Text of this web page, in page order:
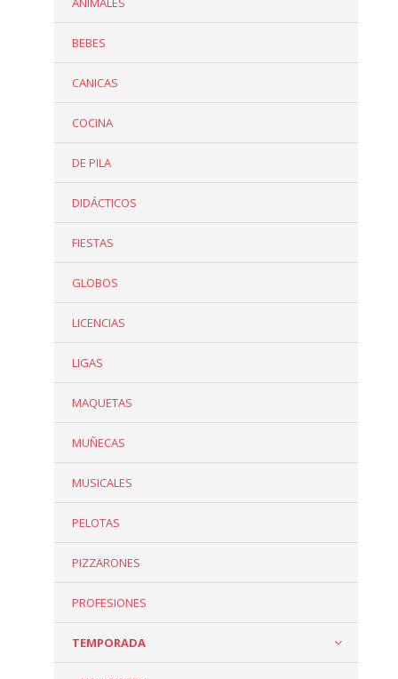
BEBES
CANICAS
COCINA
DE PILA
DIDÁCTICOS
FIESTAS
GLOBOS
LICENCIAS
LIGAS
MAQUETAS
MUÑECAS
MUSICALES
PELOTAS
PIZZARONES
PROFESIONES
TEMPORADA